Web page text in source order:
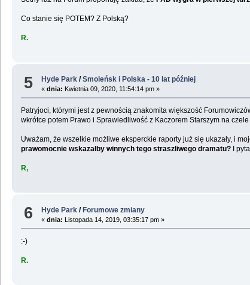
Co stanie się POTEM? Z Polską?
R.
5 Hyde Park /Smoleńsk i Polska - 10 lat później
«dnia: Kwietnia 09, 2020, 11:54:14 pm »
Patryjoci, którymi jest z pewnością znakomita większość
wkrótce potem Prawo i Sprawiedliwość z Kaczorem Starszym na
Uważam, że wszelkie możliwe eksperckie raporty już się ukazały, i
prawomocnie wskazałby winnych tego straszliwego dramatu?I
R,
6 Hyde Park /Forumowe zmiany
«dnia: Listopada 14, 2019, 03:35:17 pm »
:-)
R.